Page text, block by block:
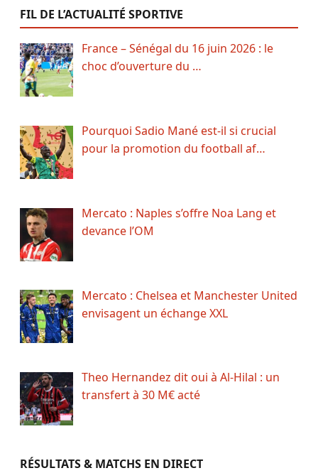
FIL DE L’ACTUALITÉ SPORTIVE
France – Sénégal du 16 juin 2026 : le
choc d’ouverture du …
Pourquoi Sadio Mané est-il si crucial
pour la promotion du football af…
Mercato : Naples s’offre Noa Lang et
devance l’OM
Mercato : Chelsea et Manchester United
envisagent un échange XXL
Theo Hernandez dit oui à Al-Hilal : un
transfert à 30 M€ acté
RÉSULTATS & MATCHS EN DIRECT